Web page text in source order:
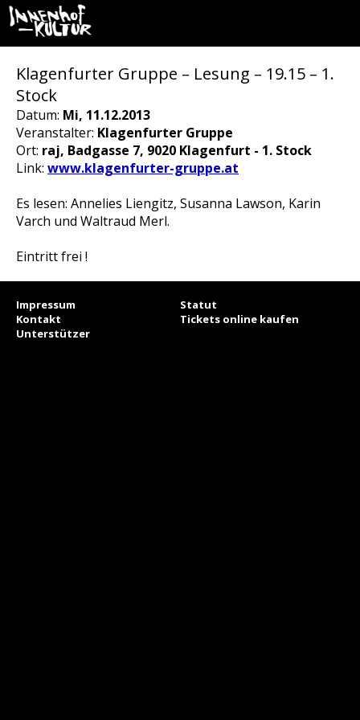
Klagenfurter Gruppe – Lesung – 19.15 – 1.
Stock
Datum: Mi, 11.12.2013
Veranstalter: Klagenfurter Gruppe
Ort: raj, Badgasse 7, 9020 Klagenfurt - 1. Stock
Link: www.klagenfurter-gruppe.at
Es lesen: Annelies Liengitz, Susanna Lawson, Karin
Varch und Waltraud Merl.
Eintritt frei !
Impressum
Statut
Kontakt
Tickets online kaufen
Unterstützer